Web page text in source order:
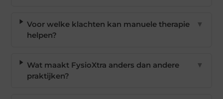
Voor welke klachten kan manuele therapie
helpen?
▼
Wat maakt FysioXtra anders dan andere
praktijken?
▼